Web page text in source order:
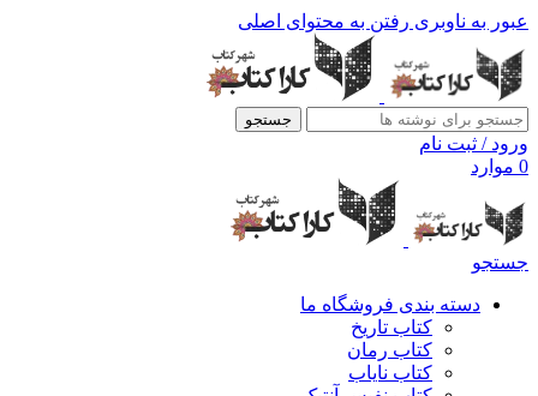
عبور به ناوبری رفتن به محتوای اصلی
جستجو
ورود / ثبت نام
0 موارد
جستجو
دسته بندی فروشگاه ما
کتاب تاریخ
کتاب رمان
کتاب نایاب